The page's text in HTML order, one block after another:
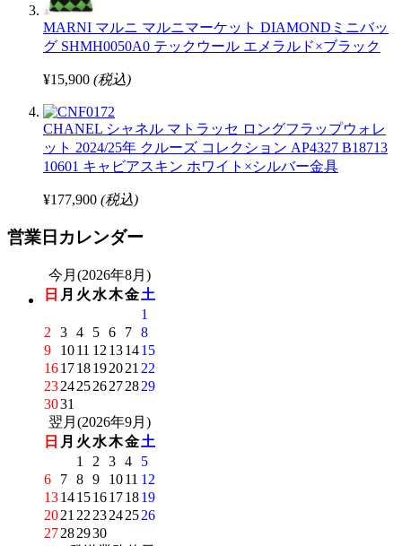
MARNI マルニ マルニマーケット DIAMONDミニバッ
グ SHMH0050A0 テックウール エメラルド×ブラック
¥15,900 (税込)
CHANEL シャネル マトラッセ ロングフラップウォレ
ット 2024/25年 クルーズ コレクション AP4327 B18713
10601 キャビアスキン ホワイト×シルバー金具
¥177,900 (税込)
営業日カレンダー
今月(2026年8月)
日 月 火 水木金土
1
2
3 4 5 6 7 8
9
1011 12 131415
161718192021 22
23242526272829
3031
翌月(2026年9月)
日 月 火 水木金土
1
2 3 4
5
6
7 8 9 1011 12
13141516171819
2021 22 23242526
27282930